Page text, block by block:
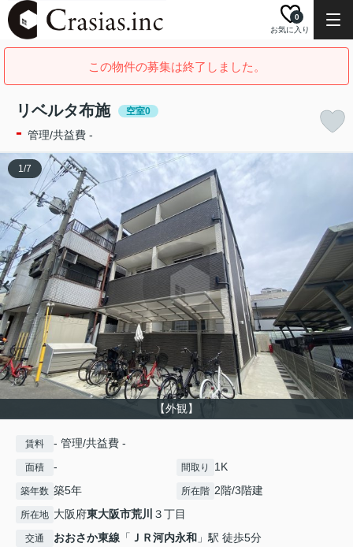
お気に入り
0
この物件の募集は終了しました。
リベルタ布施 空室0
- 管理/共益費 -
【外観】
1/7
賃料 - 管理/共益費 -
面積 - 間取り 1K
築年数 築5年 所在階 2階/3階建
所在地 大阪府東大阪市荒川 ３丁目
交通 おおさか東線 「 ＪＲ河内永和 」駅 徒歩5分